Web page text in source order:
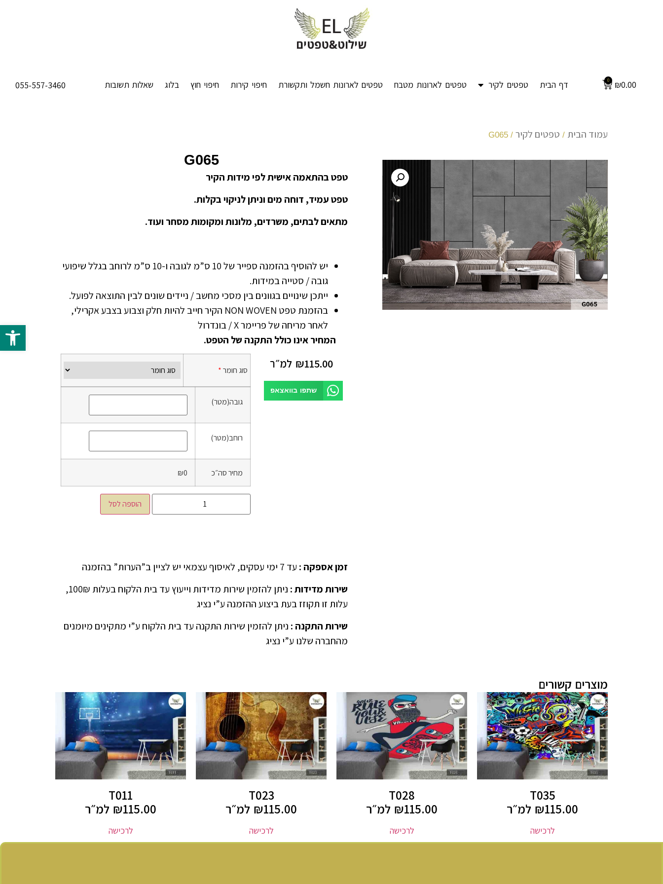
₪0.00
0 דף הבית טפטים לקיר טפטים לארונות מטבח טפטים לארונות חשמל ותקשורת חיפוי קירות חיפוי חוץ בלוג שאלות תשובות 055-557-3460
עמוד הבית / טפטים לקיר / G065
G065
טפט בהתאמה אישית לפי מידות הקיר
טפט עמיד, דוחה מים וניתן לניקוי בקלות.
מתאים לבתים, משרדים, מלונות ומקומות מסחר ועוד.
יש להוסיף בהזמנה ספייר של 10 ס”מ לגובה ו-10 ס”מ לרוחב בגלל שיפועי
גובה / סטייה במידות.
ייתכן שינויים בגוונים בין מסכי מחשב / ניידים שונים לבין התוצאה לפועל.
בהזמנת טפט NON WOVEN הקיר חייב להיות חלק וצבוע בצבע אקרילי,
לאחר מריחה של פריימר X / בונדרול
המחיר אינו כולל התקנה של הטפט.
₪115.00 למ״ר
שתפו בוואצאפ
סוג חומר*
גובה(מטר)
רוחב(מטר)
מחיר סה״כ ₪0
הוספה לסל
זמן אספקה : עד 7 ימי עסקים, לאיסוף עצמאי יש לציין ב”הערות” בהזמנה
שירות מדידות:
ניתן להזמין שירות מדידות וייעוץ עד בית הלקוח בעלות 100₪,
עלות זו תקוזז בעת ביצוע ההזמנה ע”י נציג
שירות התקנה : ניתן להזמין שירות התקנה עד בית הלקוח ע”י מתקינים מיומנים
מהחברה שלנו ע”י נציג
מוצרים קשורים
T035
₪115.00 למ״ר
לרכישה
T028
₪115.00 למ״ר
לרכישה
T023
₪115.00 למ״ר
לרכישה
T011
₪115.00 למ״ר
לרכישה